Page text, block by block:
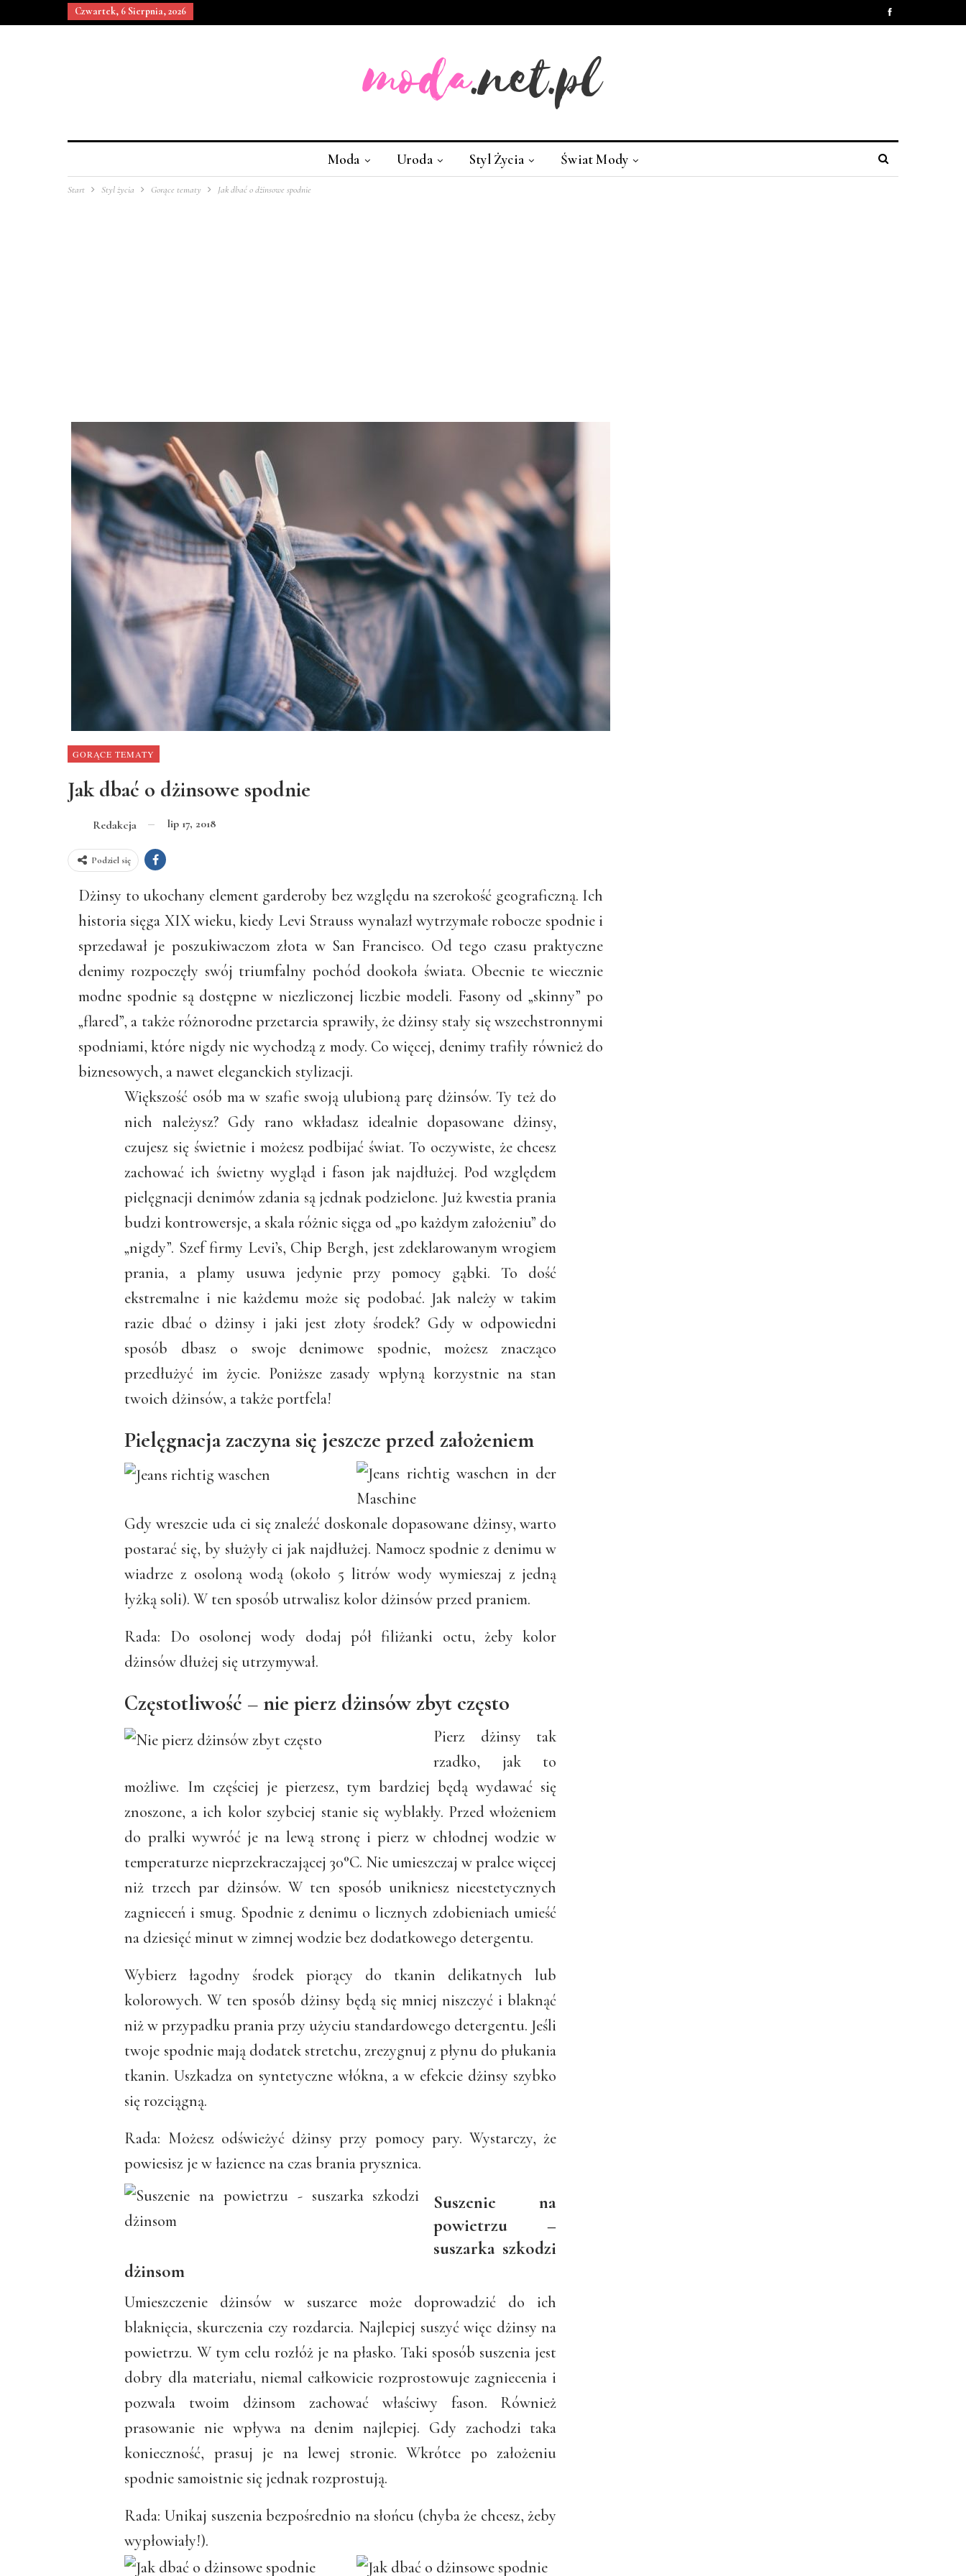
Czwartek, 6 Sierpnia, 2026
Moda Uroda Styl Życia Świat Mody
Start Styl życia Gorące tematy Jak dbać o dżinsowe spodnie
GORĄCE TEMATY
Jak dbać o dżinsowe spodnie
Redakcja lip 17, 2018
Podziel się
Dżinsy to ukochany element garderoby bez względu na szerokość geograficzną. Ich
historia sięga XIX wieku, kiedy Levi Strauss wynalazł wytrzymałe robocze spodnie i
sprzedawał je poszukiwaczom złota w San Francisco. Od tego czasu praktyczne
denimy rozpoczęły swój triumfalny pochód dookoła świata. Obecnie te wiecznie
modne spodnie są dostępne w niezliczonej liczbie modeli. Fasony od „skinny” po
„flared”, a także różnorodne przetarcia sprawiły, że dżinsy stały się wszechstronnymi
spodniami, które nigdy nie wychodzą z mody. Co więcej, denimy trafiły również do
biznesowych, a nawet eleganckich stylizacji.
Większość osób ma w szafie swoją ulubioną parę dżinsów. Ty też do
nich należysz? Gdy rano wkładasz idealnie dopasowane dżinsy,
czujesz się świetnie i możesz podbijać świat. To oczywiste, że chcesz
zachować ich świetny wygląd i fason jak najdłużej. Pod względem
pielęgnacji denimów zdania są jednak podzielone. Już kwestia prania
budzi kontrowersje, a skala różnic sięga od „po każdym założeniu” do
„nigdy”. Szef firmy Levi’s, Chip Bergh, jest zdeklarowanym wrogiem
prania, a plamy usuwa jedynie przy pomocy gąbki. To dość
ekstremalne i nie każdemu może się podobać. Jak należy w takim
razie dbać o dżinsy i jaki jest złoty środek? Gdy w odpowiedni
sposób dbasz o swoje denimowe spodnie, możesz znacząco
przedłużyć im życie. Poniższe zasady wpłyną korzystnie na stan
twoich dżinsów, a także portfela!
Pielęgnacja zaczyna się jeszcze przed założeniem
Gdy wreszcie uda ci się znaleźć doskonale dopasowane dżinsy, warto
postarać się, by służyły ci jak najdłużej. Namocz spodnie z denimu w
wiadrze z osoloną wodą (około 5 litrów wody wymieszaj z jedną
łyżką soli). W ten sposób utrwalisz kolor dżinsów przed praniem.
Rada: Do osolonej wody dodaj pół filiżanki octu, żeby kolor
dżinsów dłużej się utrzymywał.
Częstotliwość – nie pierz dżinsów zbyt często
Pierz dżinsy tak
rzadko, jak to
możliwe. Im częściej je pierzesz, tym bardziej będą wydawać się
znoszone, a ich kolor szybciej stanie się wyblakły. Przed włożeniem
do pralki wywróć je na lewą stronę i pierz w chłodnej wodzie w
temperaturze nieprzekraczającej 30°C. Nie umieszczaj w pralce więcej
niż trzech par dżinsów. W ten sposób unikniesz nieestetycznych
zagnieceń i smug. Spodnie z denimu o licznych zdobieniach umieść
na dziesięć minut w zimnej wodzie bez dodatkowego detergentu.
Wybierz łagodny środek piorący do tkanin delikatnych lub
kolorowych. W ten sposób dżinsy będą się mniej niszczyć i blaknąć
niż w przypadku prania przy użyciu standardowego detergentu. Jeśli
twoje spodnie mają dodatek stretchu, zrezygnuj z płynu do płukania
tkanin. Uszkadza on syntetyczne włókna, a w efekcie dżinsy szybko
się rozciągną.
Rada: Możesz odświeżyć dżinsy przy pomocy pary. Wystarczy, że
powiesisz je w łazience na czas brania prysznica.
Suszenie na
powietrzu –
suszarka szkodzi
dżinsom
Umieszczenie dżinsów w suszarce może doprowadzić do ich
blaknięcia, skurczenia czy rozdarcia. Najlepiej suszyć więc dżinsy na
powietrzu. W tym celu rozłóż je na płasko. Taki sposób suszenia jest
dobry dla materiału, niemal całkowicie rozprostowuje zagniecenia i
pozwala twoim dżinsom zachować właściwy fason. Również
prasowanie nie wpływa na denim najlepiej. Gdy zachodzi taka
konieczność, prasuj je na lewej stronie. Wkrótce po założeniu
spodnie samoistnie się jednak rozprostują.
Rada: Unikaj suszenia bezpośrednio na słońcu (chyba że chcesz, żeby
wypłowiały!).